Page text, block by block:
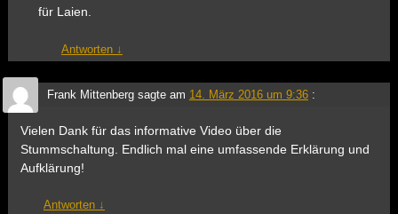
für Laien.
Antworten ↓
Frank Mittenbergsagte am 14. März 2016 um 9:36 :
Vielen Dank für das informative Video über die
Stummschaltung. Endlich mal eine umfassende Erklärung und
Aufklärung!
Antworten ↓